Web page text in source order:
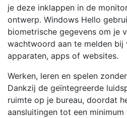
je deze inklappen in de
ontwerp. Windows Hello
biometrische gegevens om je
wachtwoord aan te melden bij
apparaten, apps of websites.
Werken, leren en spelen
Dankzij de geïntegreerde
ruimte op je bureau, doordat
aansluitingen tot een